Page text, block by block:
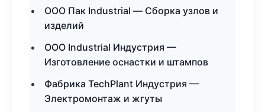
ООО Пак Industrial — Сборка узлов и
изделий
ООО Industrial Индустрия —
Изготовление оснастки и штампов
Фабрика TechPlant Индустрия —
Электромонтаж и жгуты